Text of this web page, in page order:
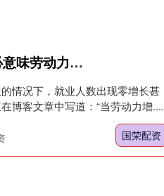
国荣配资 旧金山联储行长：就业零增长未必意味劳动力市场疲软
情况下，就业人数出现零增长甚
博客文章中写道：“当劳动力增....
国荣配资